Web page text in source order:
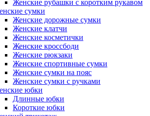
Женские рубашки с коротким рукавом
сумки
Женские дорожные сумки
Женские клатчи
Женские косметички
Женские кроссбоди
Женские рюкзаки
Женские спортивные сумки
Женские сумки на пояс
Женские сумки с ручками
юбки
Длинные юбки
Короткие юбки